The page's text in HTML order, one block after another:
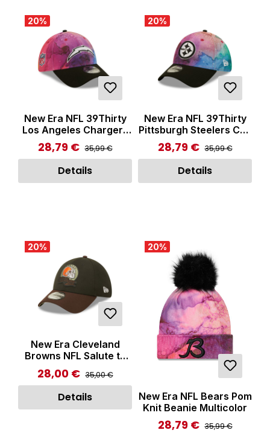
20%
New Era NFL 39Thirty
Los Angeles Chargers
Cap Multicolor
Verkaufspreis:
28,79 € Regulärer Preis:
35,99 €
Details
20%
New Era NFL 39Thirty
Pittsburgh Steelers Cap
Multicolor
Verkaufspreis:
28,79 € Regulärer Preis:
35,99 €
Details
20%
New Era Cleveland
Browns NFL Salute to
Service 39THIRTY
Stretch Fit Cap Black/
Brown
Verkaufspreis:
28,00 € Regulärer Preis:
35,00 €
Details
20%
New Era NFL Bears Pom
Knit Beanie Multicolor
Verkaufspreis:
28,79 € Regulärer Preis:
35,99 €